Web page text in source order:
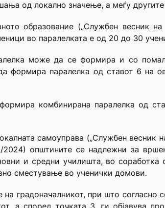
од локално значење, а меѓу
образование („Службен весник на
во паралелката е од 20 до 30
може да се формира и со
формира паралелка од ставот 6 на
комбинирана паралелка од
самоуправа („Службен весник
2024) општините се надлежни за
и средни училишта, во соработка
сместување во ученички домови.
градоначалникот, при што согласно